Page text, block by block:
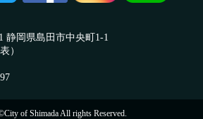
静岡県島田市中央町1-1
）
of Shimada All rights Reserved.